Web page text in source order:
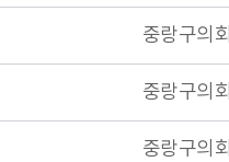
중랑구의회
중랑구의회
중랑구의회